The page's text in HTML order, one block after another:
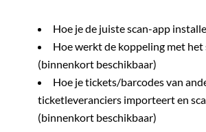
Hoe je de juiste scan-app
Hoe werkt de koppeling met het
(binnenkort beschikbaar)
Hoe je tickets/barcodes van
ticketleveranciers importeert en
(binnenkort beschikbaar)